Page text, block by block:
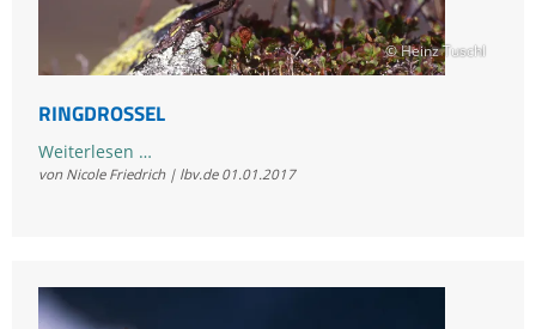
© Heinz Tuschl
RINGDROSSEL
Weiterlesen …
von Nicole Friedrich | lbv.de 01.01.2017